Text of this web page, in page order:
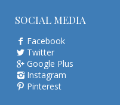
SOCIAL MEDIA
Facebook
Twitter
Google Plus
Instagram
Pinterest